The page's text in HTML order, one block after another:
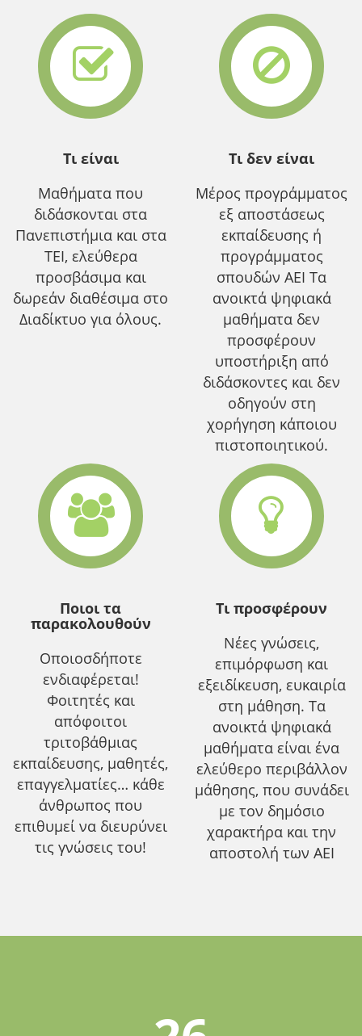
Τι είναι
Μαθήματα που
διδάσκονται στα
Πανεπιστήμια και στα
ΤΕΙ, ελεύθερα
προσβάσιμα και
δωρεάν διαθέσιμα στο
Διαδίκτυο για όλους.
Τι δεν είναι
Μέρος προγράμματος
εξ αποστάσεως
εκπαίδευσης ή
προγράμματος
σπουδών ΑΕΙ Τα
ανοικτά ψηφιακά
μαθήματα δεν
προσφέρουν
υποστήριξη από
διδάσκοντες και δεν
οδηγούν στη
χορήγηση κάποιου
πιστοποιητικού.
Ποιοι τα
παρακολουθούν
Οποιοσδήποτε
ενδιαφέρεται!
Φοιτητές και
απόφοιτοι
τριτοβάθμιας
εκπαίδευσης, μαθητές,
επαγγελματίες… κάθε
άνθρωπος που
επιθυμεί να διευρύνει
τις γνώσεις του!
Τι προσφέρουν
Νέες γνώσεις,
επιμόρφωση και
εξειδίκευση, ευκαιρία
στη μάθηση. Τα
ανοικτά ψηφιακά
μαθήματα είναι ένα
ελεύθερο περιβάλλον
μάθησης, που συνάδει
με τον δημόσιο
χαρακτήρα και την
αποστολή των ΑΕΙ